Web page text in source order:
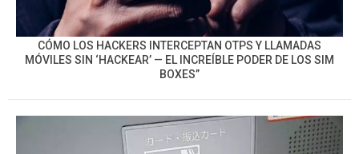
CÓMO LOS HACKERS INTERCEPTAN OTPS Y LLAMADAS
MÓVILES SIN ‘HACKEAR’ — EL INCREÍBLE PODER DE LOS SIM
BOXES”